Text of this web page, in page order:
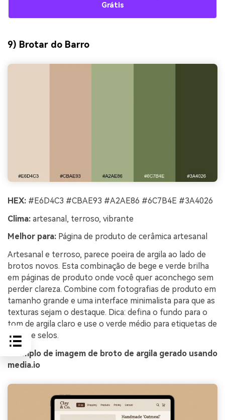
Grátis
9) Brotar do Barro
HEX: #E6D4C3 #CBAE93 #A2AE86 #6C7B4E #3A4026
Clima: artesanal, terroso, vibrante
Melhor para: Página de produto de cerâmica artesanal
Artesanal e terroso, parece poeira de argila ao lado de
brotos novos. Esta combinação de bege e verde brilha
em páginas de produto onde você quer aconchego sem
perder clareza. Combine com fotografias de produto em
tamanho grande e uma interface minimalista para que as
texturas sejam o destaque. Dica: defina o fundo para o
tom de argila claro e use o verde médio para etiquetas de
preço e selos.
Exemplo de imagem de broto de argila gerado usando
media.io